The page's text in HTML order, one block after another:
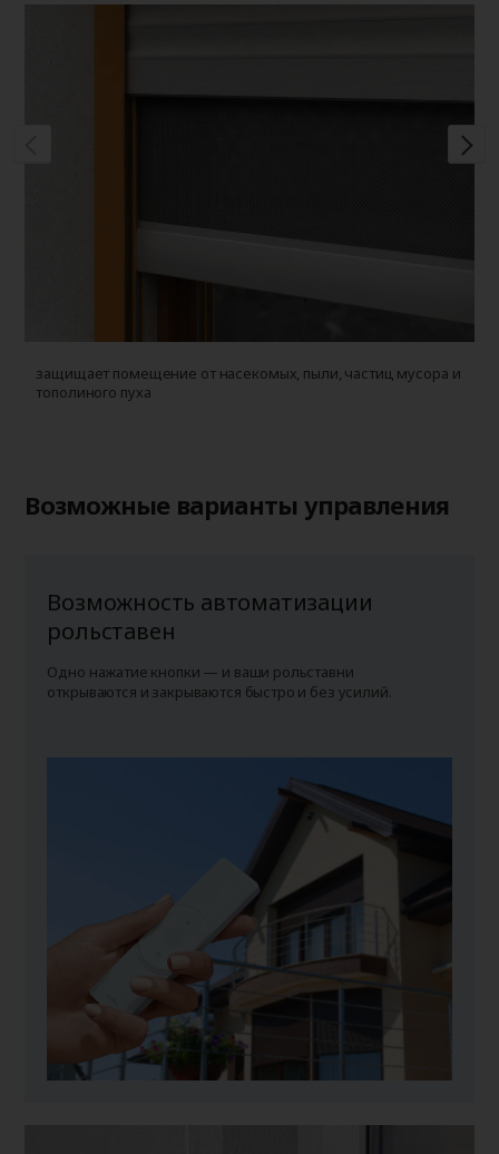
защищает помещение от насекомых, пыли, частиц мусора и
тополиного пуха
Возможные варианты управления
Возможность автоматизации
рольставен
Одно нажатие кнопки — и ваши рольставни
открываются и закрываются быстро и без усилий.